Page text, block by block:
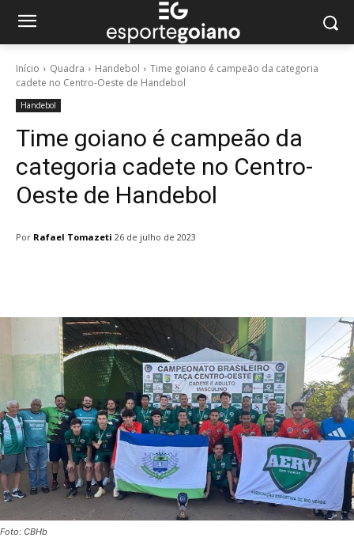
Início Quadra Handebol
Time goiano é campeão da categoria
cadete no Centro-Oeste de Handebol
Handebol
Time goiano é campeão da
categoria cadete no Centro-
Oeste de Handebol
Por Rafael Tomazeti 26 de julho de 2023
Foto: CBHb